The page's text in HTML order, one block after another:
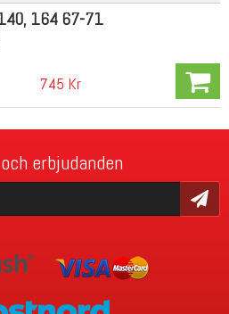
164 67-71
745 Kr
erbjudanden
Skicka